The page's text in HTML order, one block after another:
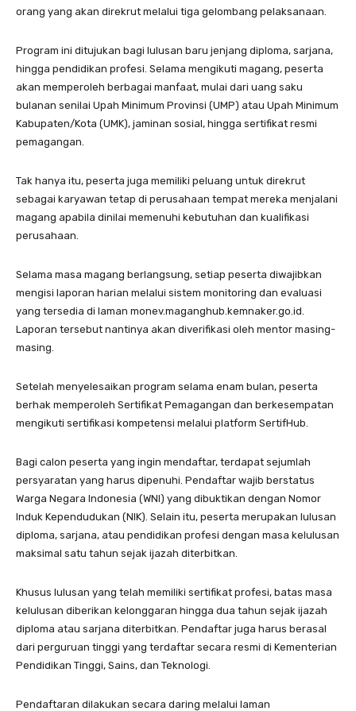
orang yang akan direkrut melalui tiga gelombang pelaksanaan.
Program ini ditujukan bagi lulusan baru jenjang diploma, sarjana,
hingga pendidikan profesi. Selama mengikuti magang, peserta
akan memperoleh berbagai manfaat, mulai dari uang saku
bulanan senilai Upah Minimum Provinsi (UMP) atau Upah Minimum
Kabupaten/Kota (UMK), jaminan sosial, hingga sertifikat resmi
pemagangan.
Tak hanya itu, peserta juga memiliki peluang untuk direkrut
sebagai karyawan tetap di perusahaan tempat mereka menjalani
magang apabila dinilai memenuhi kebutuhan dan kualifikasi
perusahaan.
Selama masa magang berlangsung, setiap peserta diwajibkan
mengisi laporan harian melalui sistem monitoring dan evaluasi
yang tersedia di laman monev.maganghub.kemnaker.go.id.
Laporan tersebut nantinya akan diverifikasi oleh mentor masing-
masing.
Setelah menyelesaikan program selama enam bulan, peserta
berhak memperoleh Sertifikat Pemagangan dan berkesempatan
mengikuti sertifikasi kompetensi melalui platform SertifHub.
Bagi calon peserta yang ingin mendaftar, terdapat sejumlah
persyaratan yang harus dipenuhi. Pendaftar wajib berstatus
Warga Negara Indonesia (WNI) yang dibuktikan dengan Nomor
Induk Kependudukan (NIK). Selain itu, peserta merupakan lulusan
diploma, sarjana, atau pendidikan profesi dengan masa kelulusan
maksimal satu tahun sejak ijazah diterbitkan.
Khusus lulusan yang telah memiliki sertifikat profesi, batas masa
kelulusan diberikan kelonggaran hingga dua tahun sejak ijazah
diploma atau sarjana diterbitkan. Pendaftar juga harus berasal
dari perguruan tinggi yang terdaftar secara resmi di Kementerian
Pendidikan Tinggi, Sains, dan Teknologi.
Pendaftaran dilakukan secara daring melalui laman